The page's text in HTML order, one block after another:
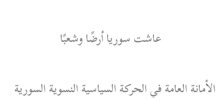
عاشت سوريا أرضًا وشعبًا
الأمانة العامة في الحركة السياسية النسوية السورية